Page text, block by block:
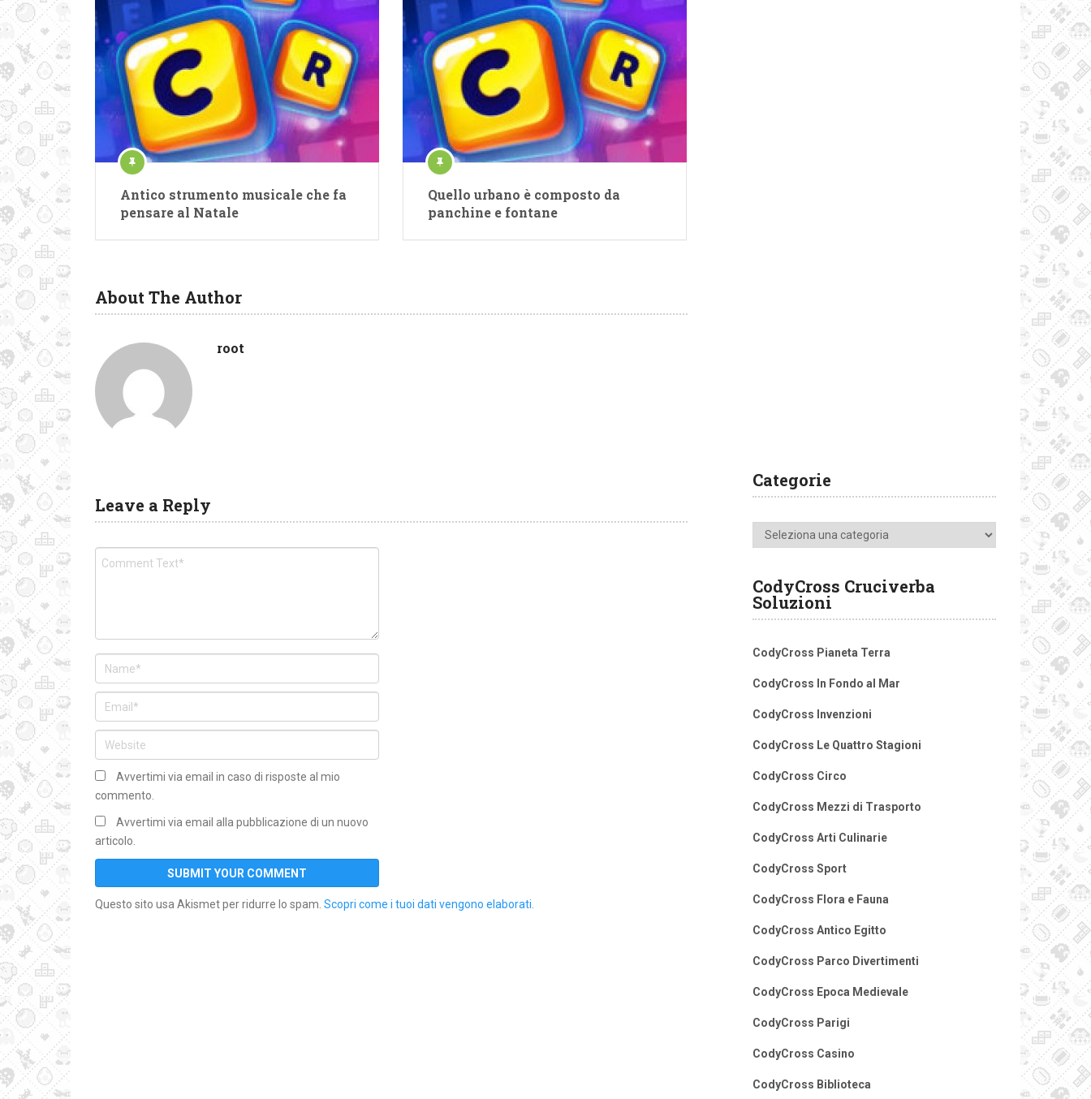
Antico strumento musicale che fa
pensare al Natale
Quello urbano è composto da
panchine e fontane
About The Author
root
Leave a Reply
Avvertimi via email in caso di risposte al mio
commento.
Avvertimi via email alla pubblicazione di un nuovo
articolo.
Questo sito usa Akismet per ridurre lo spam. Scopri come i tuoi dati vengono elaborati
Categorie
Categorie
CodyCross Cruciverba
Soluzioni
CodyCross Pianeta Terra
CodyCross In Fondo al Mar
CodyCross Invenzioni
CodyCross Le Quattro Stagioni
CodyCross Circo
CodyCross Mezzi di Trasporto
CodyCross Arti Culinarie
CodyCross Sport
CodyCross Flora e Fauna
CodyCross Antico Egitto
CodyCross Parco Divertimenti
CodyCross Epoca Medievale
CodyCross Parigi
CodyCross Casino
CodyCross Biblioteca